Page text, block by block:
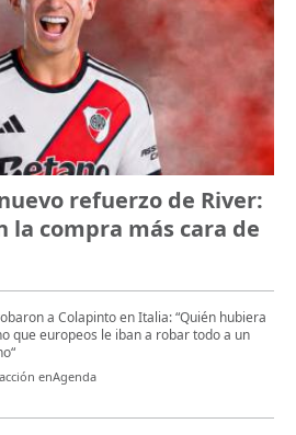
refuerzo de River:
la compra más cara de
a Colapinto en Italia: “Quién hubiera
que europeos le iban a robar todo a un
enAgenda